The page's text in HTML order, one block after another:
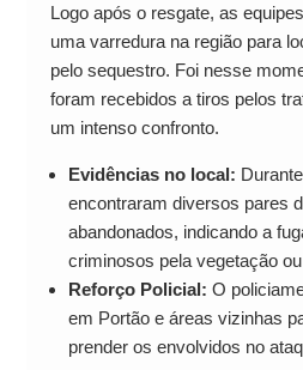
Logo após o resgate, as
uma varredura na região para
pelo sequestro. Foi nesse
foram recebidos a tiros pelos
um intenso confronto.
Evidências no local:
encontraram diversos pares
abandonados, indicando a
criminosos pela vegetação
Reforço Policial: O
em Portão e áreas vizinhas
prender os envolvidos no